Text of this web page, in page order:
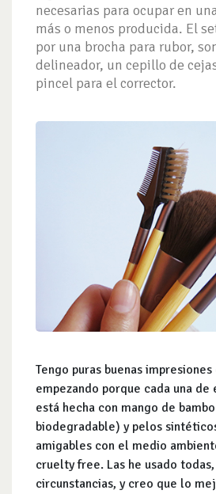
necesarias para ocupar en
más o menos producida. El
por una brocha para rubor,
delineador, un cepillo de
pincel para el corrector.
Tengo puras buenas
empezando porque cada una
está hecha con mango de
biodegradable) y pelos
amigables con el medio
cruelty free. Las he usado
circunstancias, y creo que lo